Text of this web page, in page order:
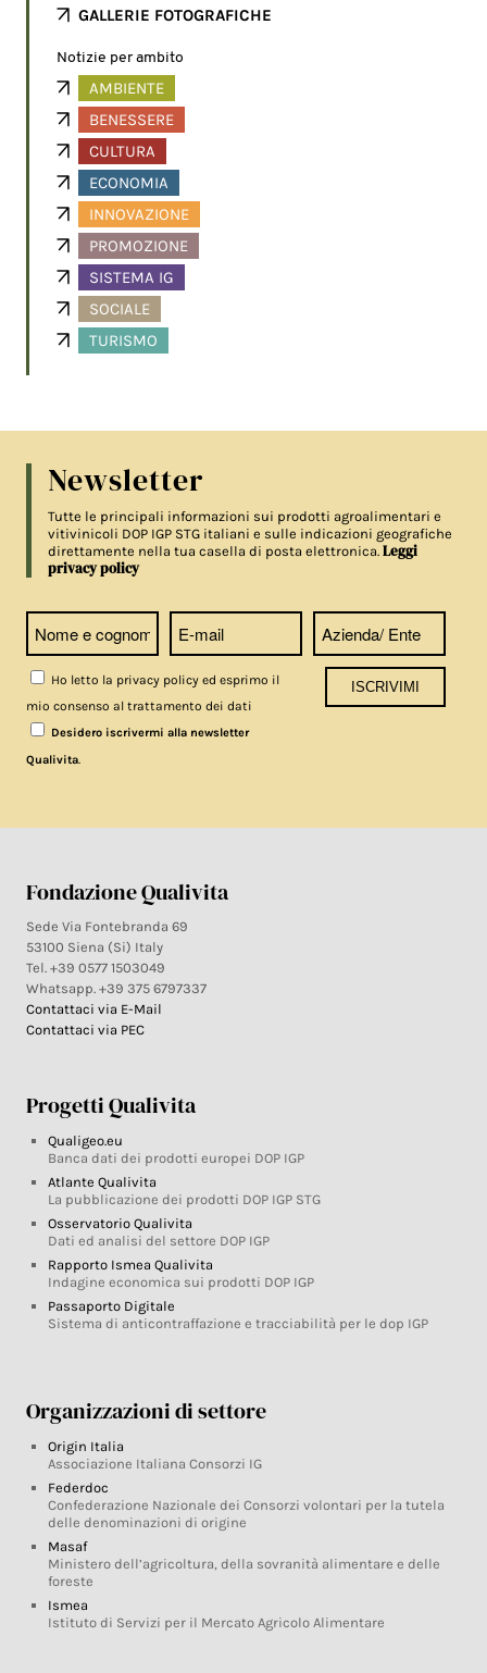
GALLERIE FOTOGRAFICHE
Notizie per ambito
AMBIENTE
BENESSERE
CULTURA
ECONOMIA
INNOVAZIONE
PROMOZIONE
SISTEMA IG
SOCIALE
TURISMO
Newsletter
Tutte le principali informazioni sui prodotti agroalimentari e
vitivinicoli DOP IGP STG italiani e sulle indicazioni geografiche
direttamente nella tua casella di posta elettronica.Leggi
privacy policy
Ho letto la privacy policy ed esprimo il
mio consenso al trattamento dei dati
Desidero iscrivermi alla newsletter
Qualivita
Fondazione Qualivita
Sede Via Fontebranda 69
53100 Siena (Si) Italy
Tel. +39 0577 1503049
Whatsapp. +39 375 6797337
Contattaci via E-Mail
Contattaci via PEC
Progetti Qualivita
Qualigeo.eu
Banca dati dei prodotti europei DOP IGP
Atlante Qualivita
La pubblicazione dei prodotti DOP IGP STG
Osservatorio Qualivita
Dati ed analisi del settore DOP IGP
Rapporto Ismea Qualivita
Indagine economica sui prodotti DOP IGP
Passaporto Digitale
Sistema di anticontraffazione e tracciabilità per le dop IGP
Organizzazioni di settore
Origin Italia
Associazione Italiana Consorzi IG
Federdoc
Confederazione Nazionale dei Consorzi volontari per la tutela
delle denominazioni di origine
Masaf
Ministero dell’agricoltura, della sovranità alimentare e delle
foreste
Ismea
Istituto di Servizi per il Mercato Agricolo Alimentare